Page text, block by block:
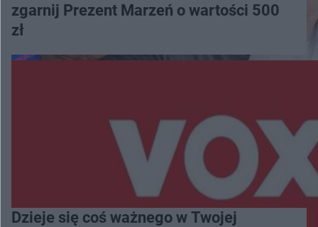
zgarnij Prezent Marzeń o wartości 500
zł
Dzieje się coś ważnego w Twojej